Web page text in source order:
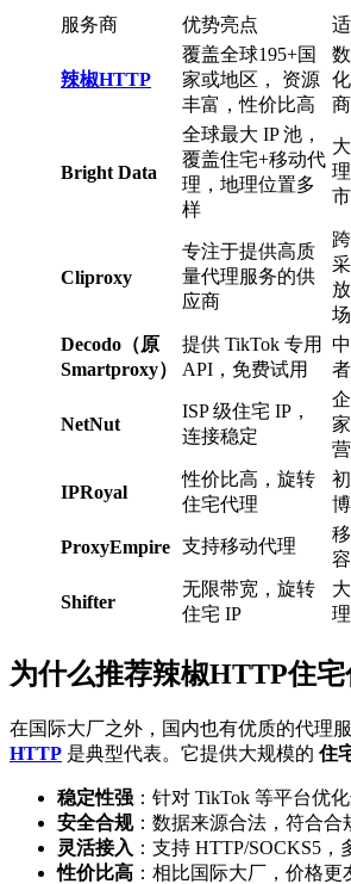
服务商 优势亮点
辣椒HTTP
覆盖全球195+国
家或地区， 资源
丰富，性价比高
Bright Data
全球最大 IP 池，
覆盖住宅+移动代
理，地理位置多
样
Cliproxy
专注于提供高质
量代理服务的供
应商
Decodo（原
Smartproxy）
提供 TikTok 专用
API，免费试用
NetNut
ISP 级住宅 IP，
连接稳定
营
IPRoyal
性价比高，旋转
住宅代理
ProxyEmpire 支持移动代理
Shifter
无限带宽，旋转
住宅 IP
为什么推荐辣椒HTTP住宅
在国际大厂之外，国内也有优质的代理
HTTP 是典型代表。它提供大规模的 住
稳定性强 ：针对 TikTok 等平台优
安全合规：数据来源合法，符合合
灵活接入 ：支持 HTTP/SOCKS5，
性价比高 ：相比国际大厂，价格